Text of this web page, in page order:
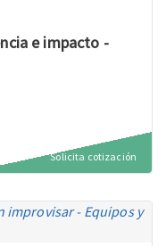
e impacto -
Solicita cotización